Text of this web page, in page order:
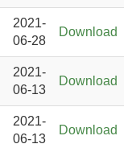
2021-
06-28
Download
2021-
06-13
Download
2021-
06-13
Download